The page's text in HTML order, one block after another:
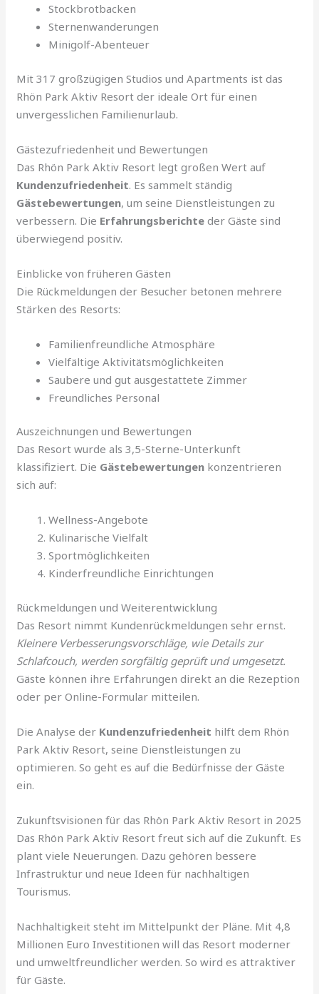
Stockbrotbacken
Sternenwanderungen
Minigolf-Abenteuer
Mit 317 großzügigen Studios und Apartments ist das
Rhön Park Aktiv Resort der ideale Ort für einen
unvergesslichen Familienurlaub.
Gästezufriedenheit und Bewertungen
Das Rhön Park Aktiv Resort legt großen Wert auf
Kundenzufriedenheit. Es sammelt ständig
Gästebewertungen, um seine Dienstleistungen zu
verbessern. Die Erfahrungsberichte der Gäste sind
überwiegend positiv.
Einblicke von früheren Gästen
Die Rückmeldungen der Besucher betonen mehrere
Stärken des Resorts:
Familienfreundliche Atmosphäre
Vielfältige Aktivitätsmöglichkeiten
Saubere und gut ausgestattete Zimmer
Freundliches Personal
Auszeichnungen und Bewertungen
Das Resort wurde als 3,5-Sterne-Unterkunft
klassifiziert. Die Gästebewertungen konzentrieren
sich auf:
Wellness-Angebote
Kulinarische Vielfalt
Sportmöglichkeiten
Kinderfreundliche Einrichtungen
Rückmeldungen und Weiterentwicklung
Das Resort nimmt Kundenrückmeldungen sehr ernst.
Kleinere Verbesserungsvorschläge, wie Details zur
Schlafcouch, werden sorgfältig geprüft und umgesetzt.
Gäste können ihre Erfahrungen direkt an die Rezeption
oder per Online-Formular mitteilen.
Die Analyse der Kundenzufriedenheit hilft dem Rhön
Park Aktiv Resort, seine Dienstleistungen zu
optimieren. So geht es auf die Bedürfnisse der Gäste
ein.
Zukunftsvisionen für das Rhön Park Aktiv Resort in 2025
Das Rhön Park Aktiv Resort freut sich auf die Zukunft. Es
plant viele Neuerungen. Dazu gehören bessere
Infrastruktur und neue Ideen für nachhaltigen
Tourismus.
Nachhaltigkeit steht im Mittelpunkt der Pläne. Mit 4,8
Millionen Euro Investitionen will das Resort moderner
und umweltfreundlicher werden. So wird es attraktiver
für Gäste.